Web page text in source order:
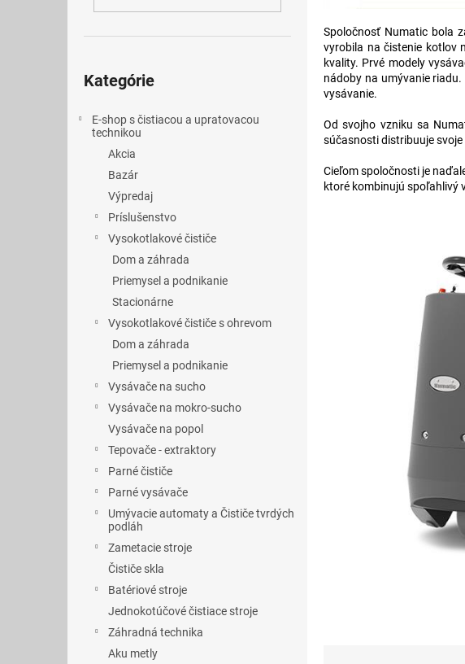
kategórie
Kategórie
E-shop s čistiacou a upratovacou
technikou
Akcia
Bazár
Výpredaj
Príslušenstvo
Vysokotlakové čističe
Dom a záhrada
Priemysel a podnikanie
Stacionárne
Vysokotlakové čističe s ohrevom
Dom a záhrada
Priemysel a podnikanie
Vysávače na sucho
Vysávače na mokro-sucho
Vysávače na popol
Tepovače - extraktory
Parné čističe
Parné vysávače
Umývacie automaty a Čističe tvrdých
podláh
Zametacie stroje
Čističe skla
Batériové stroje
Jednokotúčové čistiace stroje
Záhradná technika
Aku metly
Spoločnosť Numatic bola
vyrobila na čistenie kotlov
kvality. Prvé modely
nádoby na umývanie
vysávanie.
Od svojho vzniku sa
súčasnosti distribuuje
Cieľom spoločnosti je
ktoré kombinujú spoľahlivý